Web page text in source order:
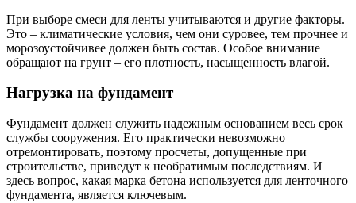
При выборе смеси для ленты учитываются и другие факторы.
Это – климатические условия, чем они суровее, тем прочнее и
морозоустойчивее должен быть состав. Особое внимание
обращают на грунт – его плотность, насыщенность влагой.
Нагрузка на фундамент
Фундамент должен служить надежным основанием весь срок
службы сооружения. Его практически невозможно
отремонтировать, поэтому просчеты, допущенные при
строительстве, приведут к необратимым последствиям. И
здесь вопрос, какая марка бетона используется для ленточного
фундамента, является ключевым.